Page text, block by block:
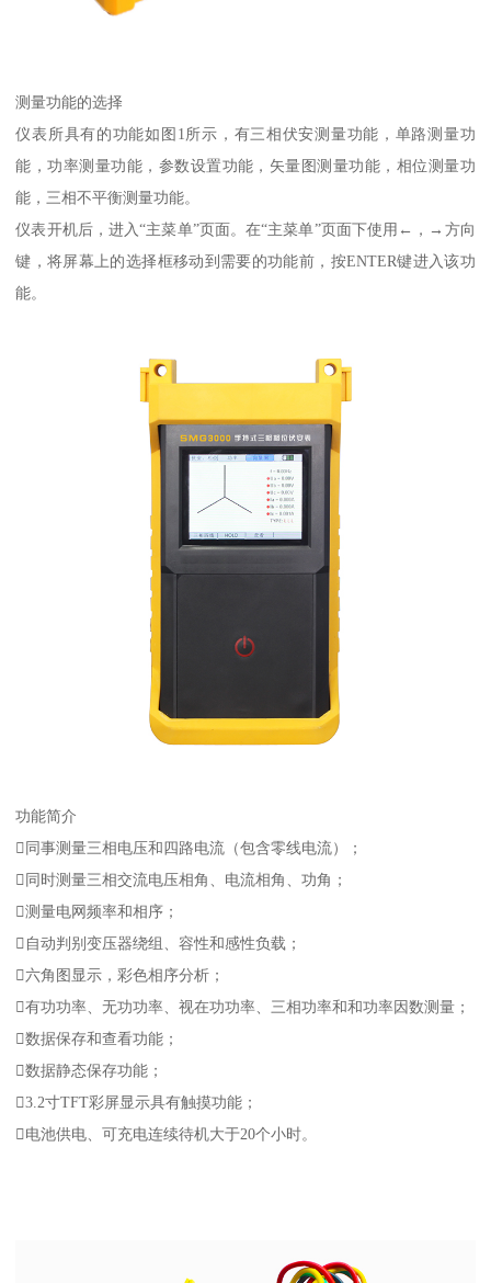
测量功能的选择
仪表所具有的功能如图1所示，有三相伏安测量功能，单路测量功
能，功率测量功能，参数设置功能，矢量图测量功能，相位测量功
能，三相不平衡测量功能。
仪表开机后，进入“主菜单”页面。在“主菜单”页面下使用←，→方向
键，将屏幕上的选择框移动到需要的功能前，按ENTER键进入该功
能。
功能简介
同事测量三相电压和四路电流（包含零线电流）；
同时测量三相交流电压相角、电流相角、功角；
测量电网频率和相序；
自动判别变压器绕组、容性和感性负载；
六角图显示，彩色相序分析；
有功功率、无功功率、视在功功率、三相功率和和功率因数测量；
数据保存和查看功能；
数据静态保存功能；
3.2寸TFT彩屏显示具有触摸功能；
电池供电、可充电连续待机大于20个小时。